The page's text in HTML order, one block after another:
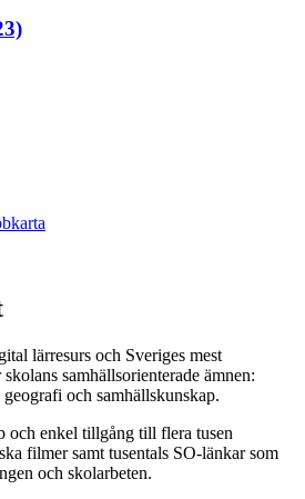
lärresurs och Sveriges mest
samhällsorienterade ämnen:
och samhällskunskap.
och enkel tillgång till flera tusen
filmer samt tusentals SO-länkar som
och skolarbeten.